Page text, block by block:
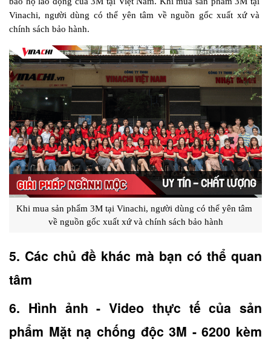
Vinachi, người dùng có thể yên tâm về nguồn gốc xuất xứ và
chính sách bảo hành.
Khi mua sản phẩm 3M tại Vinachi, người dùng có thể yên tâm
về nguồn gốc xuất xứ và chính sách bảo hành
5. Các chủ đề khác mà bạn có thể quan
tâm
6. Hình ảnh - Video thực tế của sản
phẩm Mặt nạ chống độc 3M - 6200 kèm